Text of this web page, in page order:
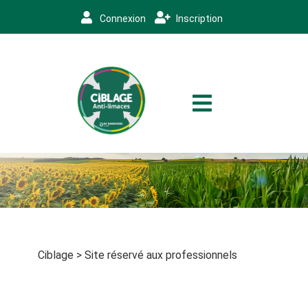
Connexion Inscription
Ciblage > Site réservé aux professionnels